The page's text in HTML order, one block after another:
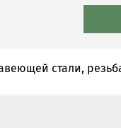
стали,